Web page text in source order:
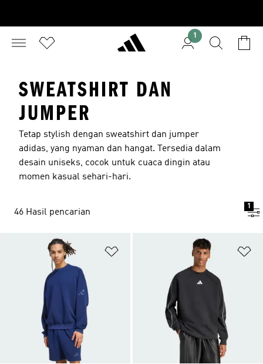
1
SWEATSHIRT DAN
JUMPER
Tetap stylish dengan sweatshirt dan jumper
adidas, yang nyaman dan hangat. Tersedia dalam
desain uniseks, cocok untuk cuaca dingin atau
momen kasual sehari-hari .
46 Hasil pencarian
1
Tambahkan ke Wishlist